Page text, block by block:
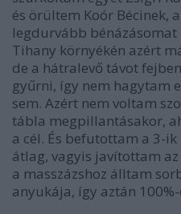
és örültem Koór Bécinek,
legdurvább
Tihany környékén azért
de a hátralevő távot
gyűrni, így nem hagytam
sem. Azért nem voltam
tábla megpillantásakor,
a cél. És befutottam a 3-
átlag, vagyis javítottam
a masszázshoz álltam
anyukája, így aztán